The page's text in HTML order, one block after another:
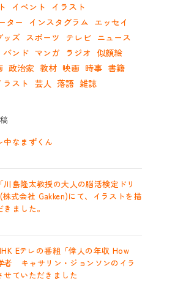
イベント
イラスト
ター
インスタグラム エッセイ
ッズ スポーツ テレビ ニュース
バンド マンガ ラジオ 似顔絵
政治家 教材 映画 時事 書籍
スト 芸人 落語 雑誌
中なまずくん
川島隆太教授の大人の脳活検定ドリ
式会社 Gakken)にて、イラストを描
ました。
Eテレの番組「偉人の年収 How
者 キャサリン・ジョンソンのイラ
せていただきました